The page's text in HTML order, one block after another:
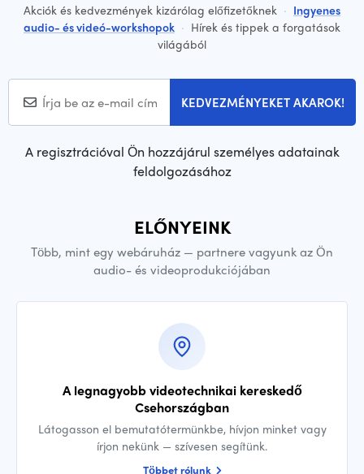
Akciók és kedvezmények kizárólag előfizetőknek · Ingyenes
audio- és videó-workshopok · Hírek és tippek a forgatások
világából
KEDVEZMÉNYEKET AKAROK!
A regisztrációval Ön hozzájárul személyes adatainak
feldolgozásához
ELŐNYEINK
Több, mint egy webáruház — partnere vagyunk az Ön
audio- és videoprodukciójában
A legnagyobb videotechnikai kereskedő
Csehországban
Látogasson el bemutatótermünkbe, hívjon minket vagy
írjon nekünk — szívesen segítünk.
Többet rólunk